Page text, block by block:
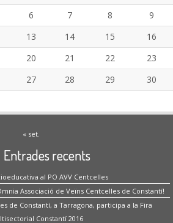
6 7 8
9
13 14 15
16
20 21 22
23
27 28 29
30
« set.
Entrades recents
al PO AVV Centcelles
Associació de Veïns Centcelles de Constantí!
de Constantí, a Tarragona, participa a la Fira
Constantí 2016